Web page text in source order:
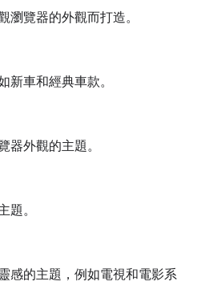
瀏覽器的外觀而打造。
新車和經典車款。
器外觀的主題。
題。
感的主題，例如電視和電影系